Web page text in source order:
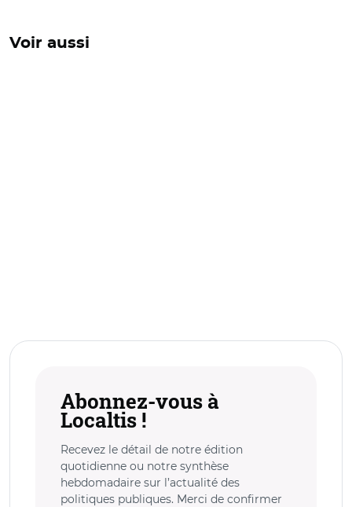
Voir aussi
Abonnez-vous à
Localtis !
Recevez le détail de notre édition
quotidienne ou notre synthèse
hebdomadaire sur l’actualité des
politiques publiques. Merci de confirmer